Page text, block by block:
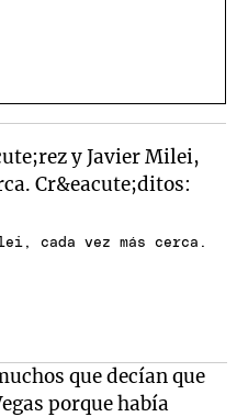
cada vez más cerca.
que decían que
porque había